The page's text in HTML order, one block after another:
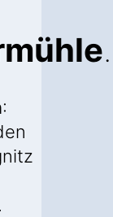
.
: